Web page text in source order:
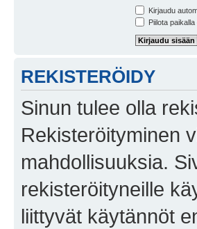
Kirjaudu
Piilota
REKISTERÖIDY
Sinun tulee olla
Rekisteröityminen
mahdollisuuksia.
rekisteröityneille
liittyvät käytännöt